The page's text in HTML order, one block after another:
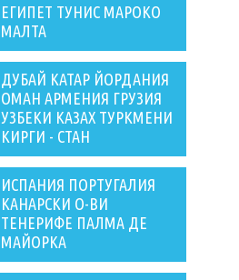
ЕГИПЕТ ТУНИС МАРОКО
МАЛТА
ДУБАЙ КАТАР ЙОРДАНИЯ
ОМАН АРМЕНИЯ ГРУЗИЯ
УЗБЕКИ КАЗАХ ТУРКМЕНИ
КИРГИ - СТАН
ИСПАНИЯ ПОРТУГАЛИЯ
КАНАРСКИ О-ВИ
ТЕНЕРИФЕ ПАЛМА ДЕ
МАЙОРКА